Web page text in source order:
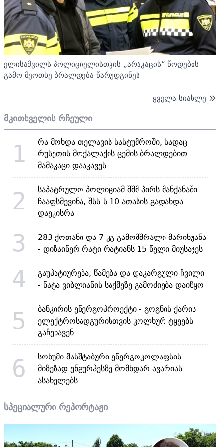
ელისაშვილს პოლიციელისთვის „არაკაცის“ წოდების
გამო მეოთხე ბრალდება წარუდგინეს
ყველა სიახლე
მკითხველის რჩეული
1
რა მოხდა თელავის სასტუმროში, სადაც
რუსეთის მოქალაქის ცემის ბრალდებით
მამაკაცი დააკავეს
2
საპატრულო პოლიციამ შშმ პირს მანქანაში
ჩააფსმევინა, შსს-ს 10 ათასის გადახდა
დაეკისრა
3
283 ქოთანი და 7 კგ გამომშრალი მარიხუანა
- დიზაინერ რატი რატიანს 15 წელი მიუსაჯეს
4
გაუპატიურება, წამება და დაკარგული ჩვილი
- ნატა ვიბლიანის საქმეზე გამოძიება დაიწყო
5
ბანკირის ენერგოპროექტი - გოგნის ქარის
ელექტროსადგურისთვის კოლხურ ტყეებს
გაჩეხავენ
6
სოხუმი მასშტაბური ენერგოკოლაფსის
მიზეზად ენგურჰესზე მომხდარ ავარიას
ასახელებს
სპეციალური რეპორტაჟი